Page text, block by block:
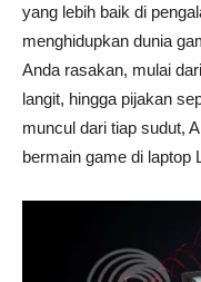
yang lebih baik di
menghidupkan dunia
Anda rasakan, mulai
langit, hingga pijakan
muncul dari tiap sudut,
bermain game di laptop